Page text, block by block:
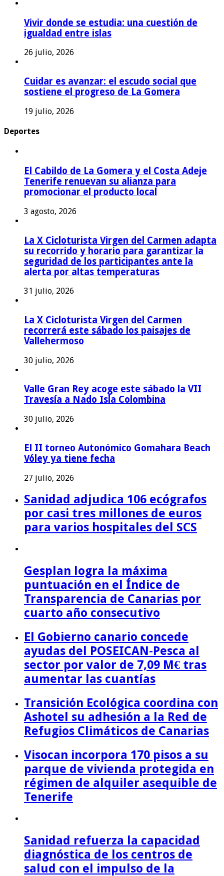
Vivir donde se estudia: una cuestión de
igualdad entre islas
26 julio, 2026
Cuidar es avanzar: el escudo social que
sostiene el progreso de La Gomera
19 julio, 2026
Deportes
El Cabildo de La Gomera y el Costa Adeje
Tenerife renuevan su alianza para
promocionar el producto local
3 agosto, 2026
La X Cicloturista Virgen del Carmen adapta
su recorrido y horario para garantizar la
seguridad de los participantes ante la
alerta por altas temperaturas
31 julio, 2026
La X Cicloturista Virgen del Carmen
recorrerá este sábado los paisajes de
Vallehermoso
30 julio, 2026
Valle Gran Rey acoge este sábado la VII
Travesía a Nado Isla Colombina
30 julio, 2026
El II torneo Autonómico Gomahara Beach
Vóley ya tiene fecha
27 julio, 2026
Sanidad adjudica 106 ecógrafos
por casi tres millones de euros
para varios hospitales del SCS
Gesplan logra la máxima
puntuación en el Índice de
Transparencia de Canarias por
cuarto año consecutivo
El Gobierno canario concede
ayudas del POSEICAN-Pesca al
sector por valor de 7,09 M€ tras
aumentar las cuantías
Transición Ecológica coordina con
Ashotel su adhesión a la Red de
Refugios Climáticos de Canarias
Visocan incorpora 170 pisos a su
parque de vivienda protegida en
régimen de alquiler asequible de
Tenerife
Sanidad refuerza la capacidad
diagnóstica de los centros de
salud con el impulso de la